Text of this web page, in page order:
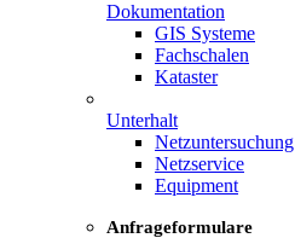
Dokumentation
GIS Systeme
Fachschalen
Kataster
Unterhalt
Netzuntersuchung
Netzservice
Equipment
Anfrageformulare